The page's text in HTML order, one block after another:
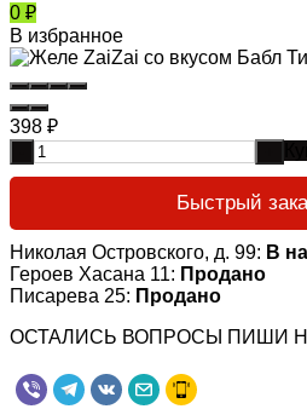
0 ₽
В избранное
398 ₽
Быстрый
Николая Островского, д. 99: В
Героев Хасана 11: Продано
Писарева 25: Продано
ОСТАЛИСЬ ВОПРОСЫ ПИШИ